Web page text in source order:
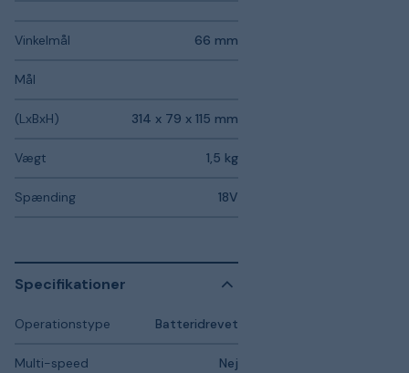
Vinkelmål 66 mm
Mål
(LxBxH) 314 x 79 x 115 mm
Vægt 1,5 kg
Spænding 18V
Specifikationer
Operationstype Batteridrevet
Multi-speed Nej